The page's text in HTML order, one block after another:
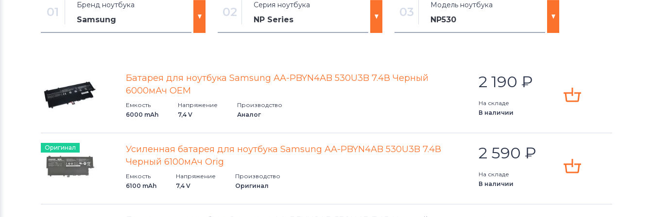
01 Бренд ноутбука
Samsung
Аккумуляторы для ноутбуков
Xiaomi
Аккумуляторы для ноутбуков
Аккумуляторы для ноутбуков
eMachines
Аккумуляторы для ноутбуков
02 Серия ноутбука
NP Series
370 Series
03 Модель ноутбука
NP530
NP-M50
NP-N127
Батарея для ноутбука Samsung AA-PBYN4AB 530U3B 7.4В Черный
6000мАч OEM
Емкость
6000 mAh
Напряжение
7,4 V
Производство
Аналог
2 190 ₽
На складе
В наличии
Оригинал
Усиленная батарея для ноутбука Samsung AA-PBYN4AB 530U3B 7.4В
Черный 6100мАч Orig
Емкость
6100 mAh
Напряжение
7,4 V
Производство
Оригинал
2 590 ₽
На складе
В наличии